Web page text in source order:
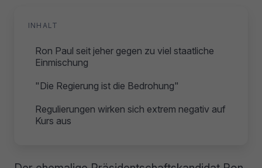
INHALT
Ron Paul seit jeher gegen zu viel staatliche
Einmischung
"Die Regierung ist die Bedrohung"
Regulierungen wirken sich extrem negativ auf
Kurs aus